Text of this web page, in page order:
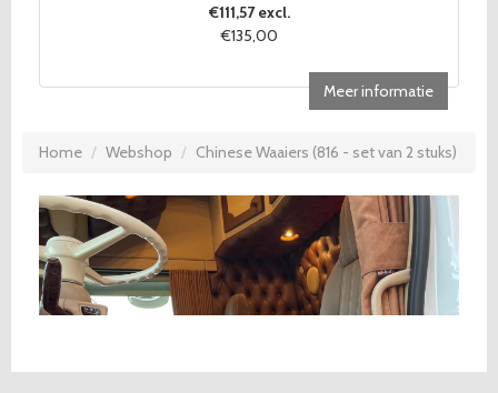
€111,57 excl.
€135,00
Meer informatie
Home Webshop Chinese Waaiers (816 - set van 2 stuks)